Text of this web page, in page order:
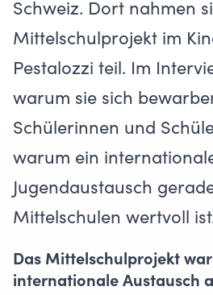
Schweiz. Dort nahmen
Mittelschulprojekt im
Pestalozzi teil. Im
warum sie sich
Schülerinnen und
warum ein
Jugendaustausch
Mittelschulen wertvoll
Das Mittelschulprojekt
internationale Austausch